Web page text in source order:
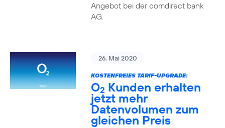
Angebot bei der comdirect bank
AG.
26. Mai 2020
KOSTENFREIES TARIF-UPGRADE:
O2 Kunden erhalten
jetzt mehr
Datenvolumen zum
gleichen Preis